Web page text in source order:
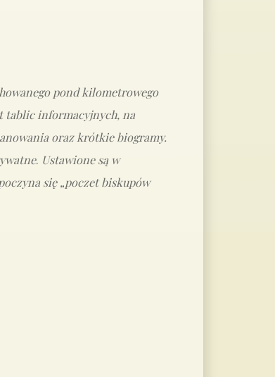
pond kilometrowego
tablic informacyjnych, na
oraz krótkie biogramy.
. Ustawione są w
się „poczet biskupów